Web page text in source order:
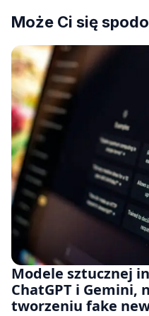
Może Ci się
Modele sztucznej
ChatGPT i Gemini,
tworzeniu fake